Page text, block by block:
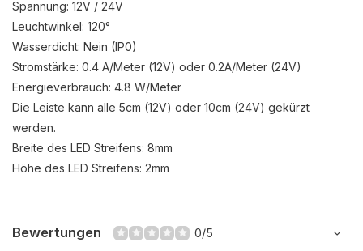
Spannung: 12V / 24V
Leuchtwinkel: 120°
Wasserdicht: Nein (IP0)
Stromstärke: 0.4 A/Meter (12V) oder 0.2A/Meter (24V)
Energieverbrauch: 4.8 W/Meter
Die Leiste kann alle 5cm (12V) oder 10cm (24V) gekürzt
werden.
Breite des LED Streifens: 8mm
Höhe des LED Streifens: 2mm
Bewertungen 0/5